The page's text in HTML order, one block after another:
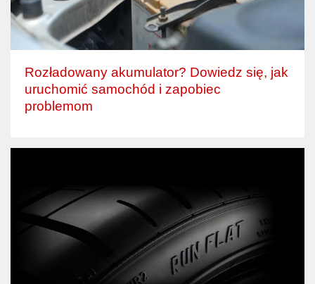
Rozładowany akumulator? Dowiedz się, jak
uruchomić samochód i zapobiec
problemom